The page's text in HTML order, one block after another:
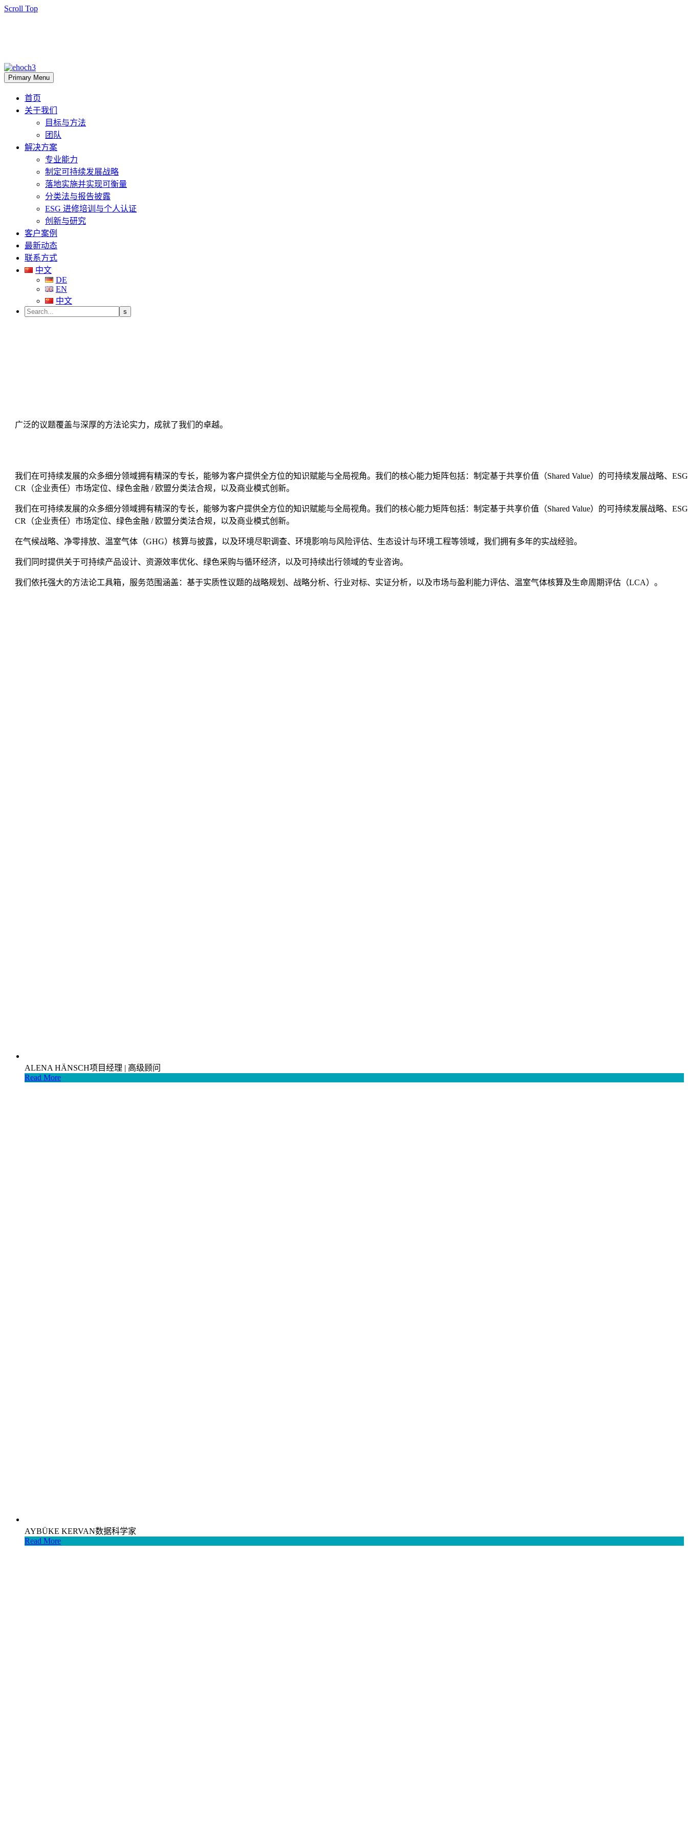
Scroll Top
Primary Menu
首页
关于我们
目标与方法
团队
解决方案
专业能力
制定可持续发展战略
落地实施并实现可衡量
分类法与报告披露
ESG 进修培训与个人认证
创新与研究
客户案例
最新动态
联系方式
中文
DE
EN
中文
广泛的议题覆盖与深厚的方法论实力，成就了我们的卓越。
我们在可持续发展的众多细分领域拥有精深的专长，能够为客户提供全方位的知识赋能与全局视角。我们的核心能力矩阵包括：制定基于共享价值（Shared Value）的可持续发展战略、
CR（企业责任）市场定位、绿色金融 / 欧盟分类法合规，以及商业模式创新。
我们在可持续发展的众多细分领域拥有精深的专长，能够为客户提供全方位的知识赋能与全局视角。我们的核心能力矩阵包括：制定基于共享价值（Shared Value）的可持续发展战略、
CR（企业责任）市场定位、绿色金融 / 欧盟分类法合规，以及商业模式创新。
在气候战略、净零排放、温室气体（GHG）核算与披露，以及环境尽职调查、环境影响与风险评估、生态设计与环境工程等领域，我们拥有多年的实战经验。
我们同时提供关于可持续产品设计、资源效率优化、绿色采购与循环经济，以及可持续出行领域的专业咨询。
我们依托强大的方法论工具箱，服务范围涵盖：基于实质性议题的战略规划、战略分析、行业对标、实证分析，以及市场与盈利能力评估、温室气体核算及生命周期评估（LCA）。
ALENA HÄNSCH项目经理 | 高级顾问
Read More
AYBÜKE KERVAN数据科学家
Read More